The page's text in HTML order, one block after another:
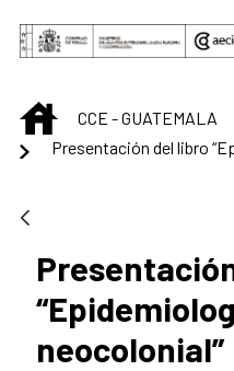
Saltar al contenido
INICIOCCE - GUATEMALA
neocolonial”